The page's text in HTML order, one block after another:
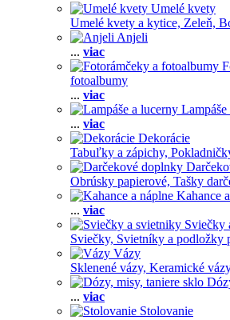
Umelé kvety
Umelé kvety a kytice, Zeleň,
Anjeli
... viac
fotoalbumy
... viac
... viac
Dekorácie
Tabuľky a zápichy,
Obrúsky papierové, Tašky
Kahance
... viac
Sviečky
Sviečky, Svietníky a podložky
Vázy
Sklenené vázy, Keramické
... viac
Stolovanie